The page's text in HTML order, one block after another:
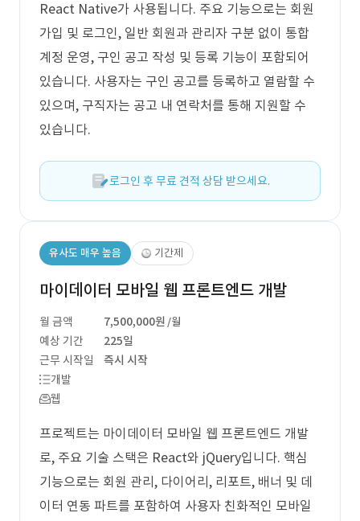
React Native가 사용됩니다. 주요 기능으로는 회원
가입 및 로그인, 일반 회원과 관리자 구분 없이 통합
계정 운영, 구인 공고 작성 및 등록 기능이 포함되어
있습니다. 사용자는 구인 공고를 등록하고 열람할 수
있으며, 구직자는 공고 내 연락처를 통해 지원할 수
있습니다.
로그인 후 무료 견적 상담 받으세요.
유사도 매우 높음 기간제
마이데이터 모바일 웹 프론트엔드 개발
월 금액 7,500,000원 /월
예상 기간
225일
근무 시작일
즉시 시작
개발
웹
프로젝트는 마이데이터 모바일 웹 프론트엔드 개발
로, 주요 기술 스택은 React와 jQuery입니다. 핵심
기능으로는 회원 관리, 다이어리, 리포트, 배너 및 데
이터 연동 파트를 포함하여 사용자 친화적인 모바일